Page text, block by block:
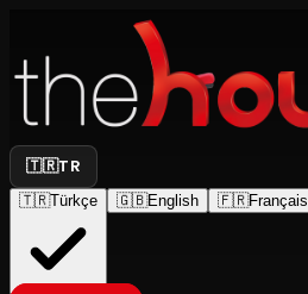
🇹🇷TR
🇹🇷Türkçe 🇬🇧English 🇫🇷Français